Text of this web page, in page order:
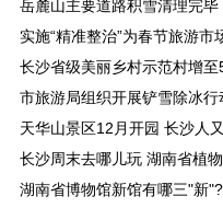
岳麓山主要道路积雪清理完毕
实施“精准整治”为春节旅游市
长沙省级美丽乡村示范村增至
市旅游局组织开展铲雪除冰行
天华山景区12月开园 长沙人
长沙周末去哪儿玩 湖南省植
湖南省博物馆新馆有哪三"新"?